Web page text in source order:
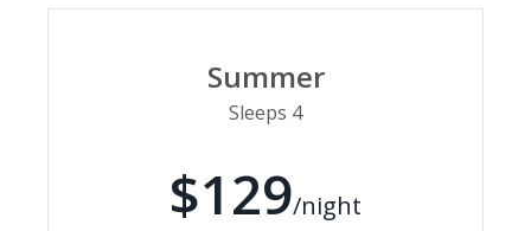
Summer
Sleeps 4
$129/night